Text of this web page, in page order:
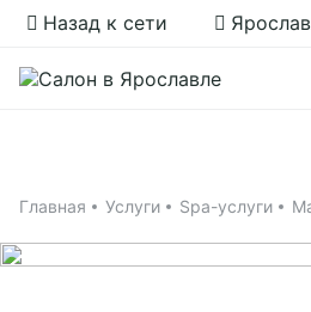
Назад к сети
Главная Услуги Spa-услуги
Назад к сети SPA